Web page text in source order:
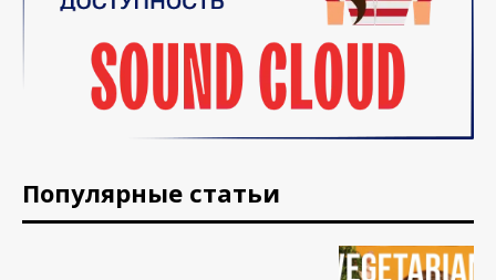
Популярные статьи